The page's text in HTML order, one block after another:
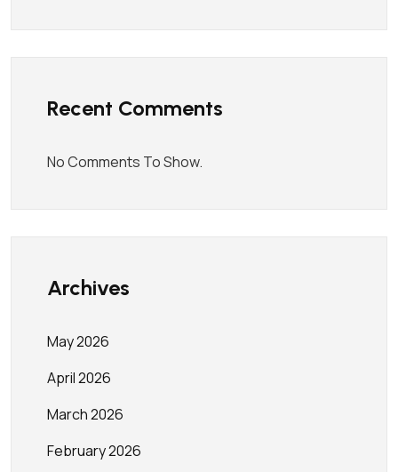
Recent Comments
No Comments To Show.
Archives
May 2026
April 2026
March 2026
February 2026